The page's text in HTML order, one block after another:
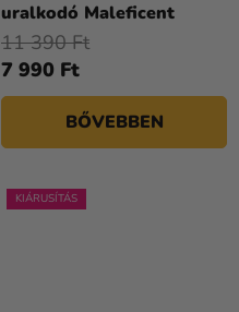
uralkodó Maleficent
7 990 Ft
11 390 Ft
BŐVEBBEN
KIÁRUSÍTÁS